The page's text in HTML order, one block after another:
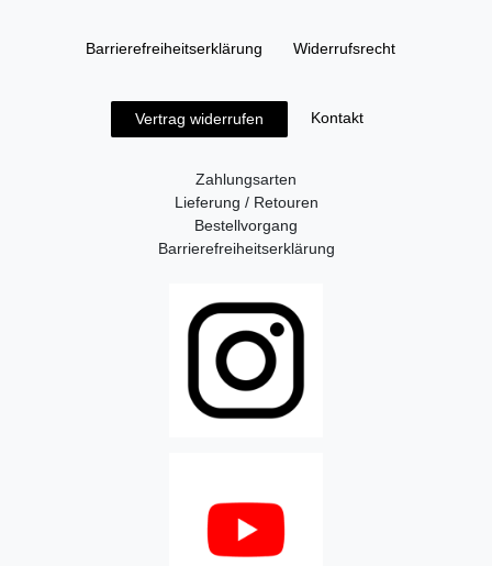
Barrierefreiheitserklärung Widerrufs­recht
Vertrag widerrufen Kontakt
Zahlungsarten
Lieferung / Retouren
Bestellvorgang
Barrierefreiheitserklärung